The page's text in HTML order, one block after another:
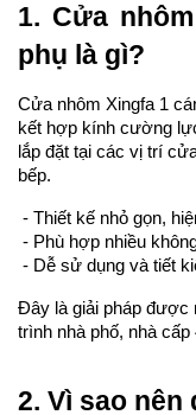
1. Cửa
phụ là gì?
Cửa nhôm Xingfa 1
kết hợp kính cường
lắp đặt tại các vị trí
bếp.
- Thiết kế nhỏ gọn,
- Phù hợp nhiều
- Dễ sử dụng và tiết
Đây là giải pháp được
trình nhà phố, nhà
2. Vì sao nên